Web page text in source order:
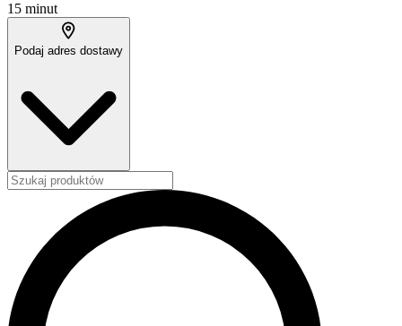
15 minut
Podaj adres dostawy